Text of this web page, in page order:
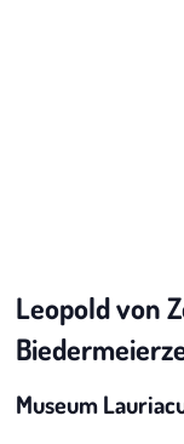
Leopold von
Museum